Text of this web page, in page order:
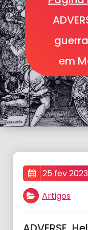
em
25 fev 2023
Artigos